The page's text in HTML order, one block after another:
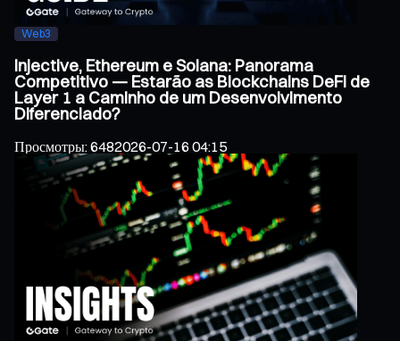
Web3
Injective, Ethereum e Solana: Panorama
Competitivo — Estarão as Blockchains DeFi de
Layer 1 a Caminho de um Desenvolvimento
Diferenciado?
Просмотры:6482026-07-16 04:15